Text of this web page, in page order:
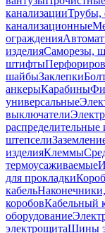
канализацииТрубы,
канализационные
ограждения
изделияСаморезы,
штифты
шайбыЗаклепки
анкерыКарабины
универсальные
выключатели
распределительные
штепсели
изделияКлеммы
термоусаживаемые
для прокладки
кабель
коробовКабельный
оборудование
электрощитаШины